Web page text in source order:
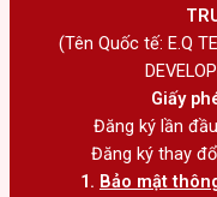
(Tên Quốc tế: E.Q
Giấy
Đăng ký lần
Đăng ký thay
1. Bảo mật